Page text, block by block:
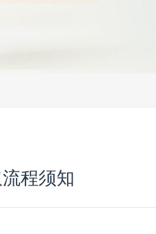
程须知